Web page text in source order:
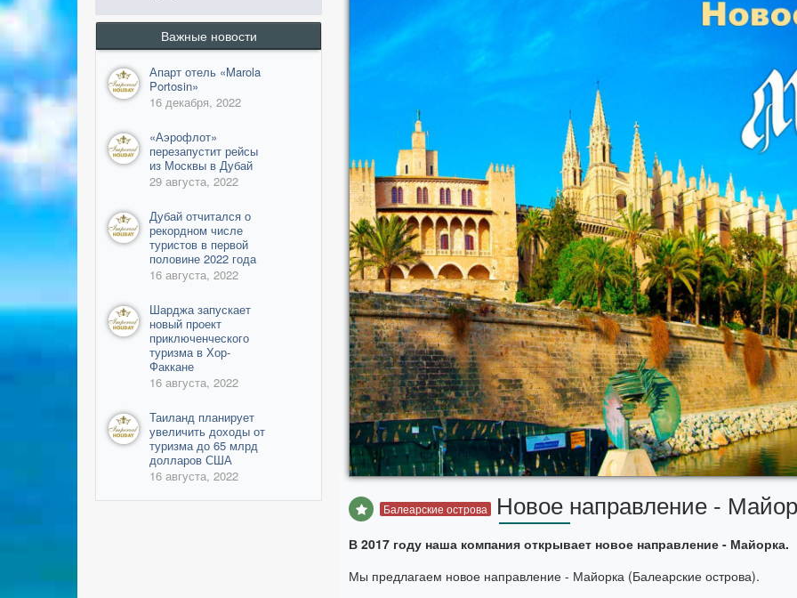
Важные новости
Апарт отель «Marola
Portosin»
16 декабря, 2022
​«Аэрофлот»
перезапустит рейсы
из Москвы в Дубай
29 августа, 2022
Дубай отчитался о
рекордном числе
туристов в первой
половине 2022 года
16 августа, 2022
Шарджа запускает
новый проект
приключенческого
туризма в Хор-
Факкане
16 августа, 2022
Таиланд планирует
увеличить доходы от
туризма до 65 млрд
долларов США
16 августа, 2022
Балеарские острова Новое направление -
В 2017 году наша компания открывает новое направление - Майорка.
Мы предлагаем новое направление - Майорка (Балеарские острова).